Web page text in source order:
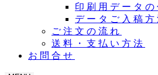
印刷用データの
データご入稿方
ご注文の流れ
送料・支払い方法
お問合せ